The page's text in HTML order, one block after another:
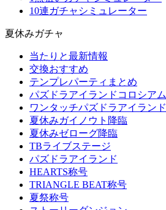
10連ガチャシミュレーター
夏休みガチャ
当たりと最新情報
交換おすすめ
テンプレパーティまとめ
パズドラアイランドコロシアム
ワンタッチパズドラアイランド
夏休みガイノウト降臨
夏休みゼローグ降臨
TBライブステージ
パズドラアイランド
HEARTS称号
TRIANGLE BEAT称号
夏祭称号